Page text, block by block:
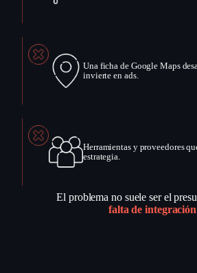
Una ficha de Google Maps
invierte en ads.
Herramientas y proveedores
estrategia.
El problema no suele ser el
falta de integración